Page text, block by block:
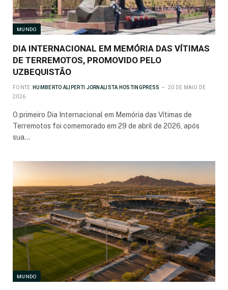
MUNDO
DIA INTERNACIONAL EM MEMÓRIA DAS VÍTIMAS
DE TERREMOTOS, PROMOVIDO PELO
UZBEQUISTÃO
FONTE: HUMBERTO ALIPERTI JORNALISTA HOSTINGPRESS
20 DE MAIO DE
2026
O primeiro Dia Internacional em Memória das Vítimas de
Terremotos foi comemorado em 29 de abril de 2026, após
sua…
MUNDO